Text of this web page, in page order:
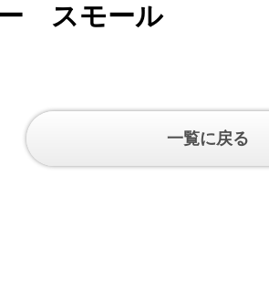
ー スモール
一覧に戻る